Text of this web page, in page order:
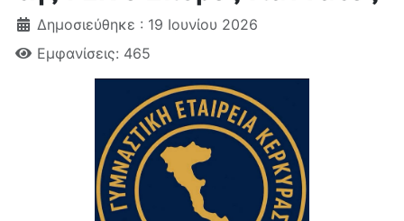
Δημοσιεύθηκε : 19 Ιουνίου 2026
Εμφανίσεις: 465